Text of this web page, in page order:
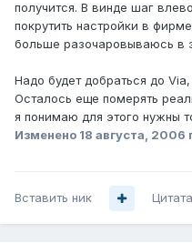
получится. В винде шаг
покрутить настройки в
больше разочаровываюсь в
Надо будет добраться до
Осталось еще померять
я понимаю для этого нужны
Изменено 18 августа, 2006
Вставить ник Цитата